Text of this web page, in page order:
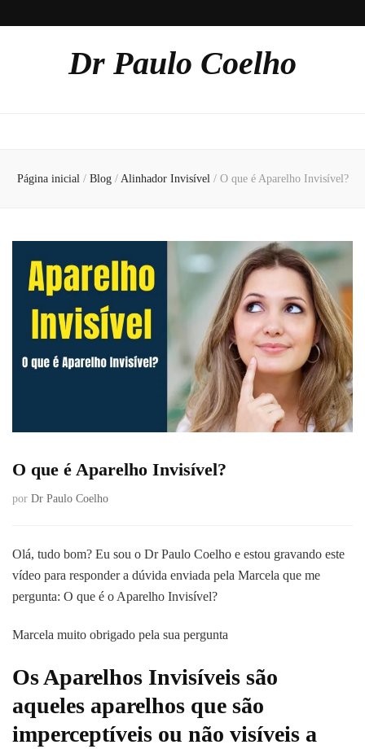
Dr Paulo Coelho
Página inicial / Blog / Alinhador Invisível / O que é Aparelho Invisível?
O que é Aparelho Invisível?
por Dr Paulo Coelho
Olá, tudo bom? Eu sou o Dr Paulo Coelho e estou gravando este
vídeo para responder a dúvida enviada pela Marcela que me
pergunta: O que é o Aparelho Invisível?
Marcela muito obrigado pela sua pergunta
Os Aparelhos Invisíveis são
aqueles aparelhos que são
imperceptíveis ou não visíveis a